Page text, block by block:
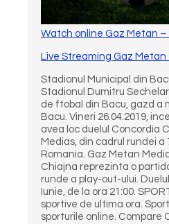
Watch online Gaz Metan –
Live Streaming Gaz Metan
Stadionul Municipal din
Stadionul Dumitru
de ftobal din Bacu, gazd a
Bacu. Vineri 26.04.2019,
avea loc duelul Concordia
Medias, din cadrul rundei
Romania. Gaz Metan
Chiajna reprezinta o
runde a play-out-ului.
Iunie, de la ora 21:00.
sportive de ultima ora.
sporturile online. Compare